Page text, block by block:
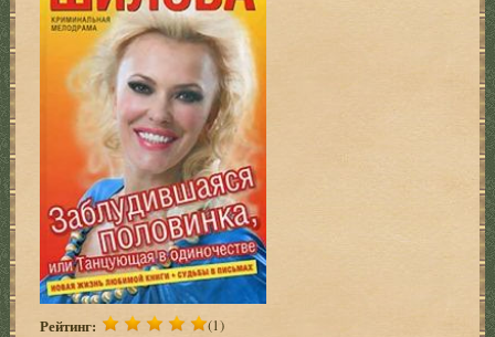
Рейтинг: (1)